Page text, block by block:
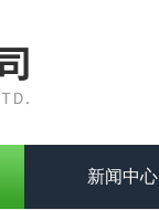
新闻中心